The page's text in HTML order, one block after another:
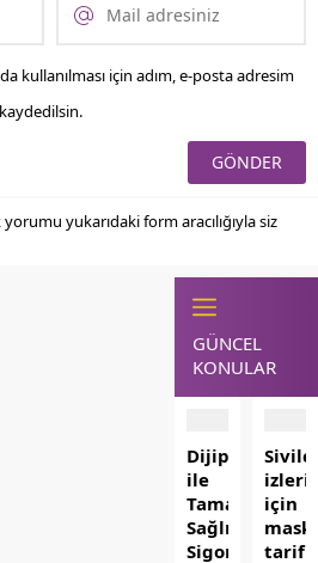
kullanılması için adım, e-posta adresim
yukarıdaki form aracılığıyla siz
GÜNCEL
KONULAR
Dijipol.com
ile
Tamamlayıcı
Sağlık
Sigortası
izleri
için